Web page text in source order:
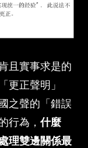
且實事求是的
更正聲明」
之聲的「錯誤
行為，什麼
理雙邊關係最